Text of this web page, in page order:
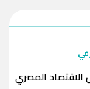
المصري